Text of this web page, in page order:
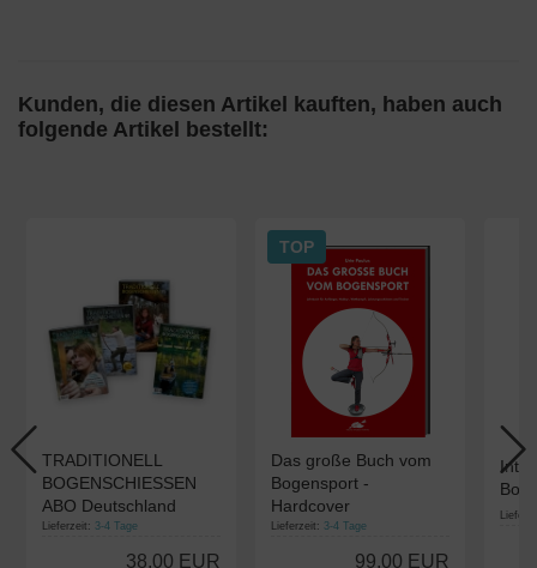
Kunden, die diesen Artikel kauften, haben auch
folgende Artikel bestellt:
TRADITIONELL
BOGENSCHIESSEN
ABO Deutschland
Lieferzeit: 3-4 Tage
38,00 EUR
Das große Buch vom
Bogensport -
Hardcover
Lieferzeit: 3-4 Tage
99,00 EUR
TOP